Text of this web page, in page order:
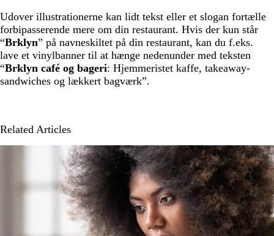
Udover illustrationerne kan lidt tekst eller et slogan fortælle
forbipasserende mere om din restaurant. Hvis der kun står
“Brklyn” på navneskiltet på din restaurant, kan du f.eks.
lave et vinylbanner til at hænge nedenunder med teksten
“Brklyn café og bageri: Hjemmeristet kaffe, takeaway-
sandwiches og lækkert bagværk”.
Related Articles